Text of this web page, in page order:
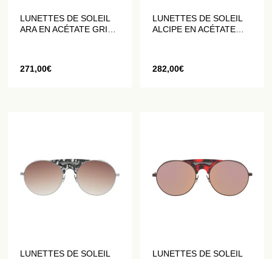
LUNETTES DE SOLEIL
ARA EN ACÉTATE GRIS
271,00€
LUNETTES DE SOLEIL
ALCIPE EN ACÉTATE
282,00€
LUNETTES DE SOLEIL
LUNETTES DE SOLEIL